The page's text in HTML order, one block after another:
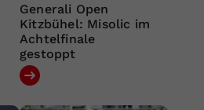
Generali Open
Kitzbühel: Misolic im
Achtelfinale
gestoppt